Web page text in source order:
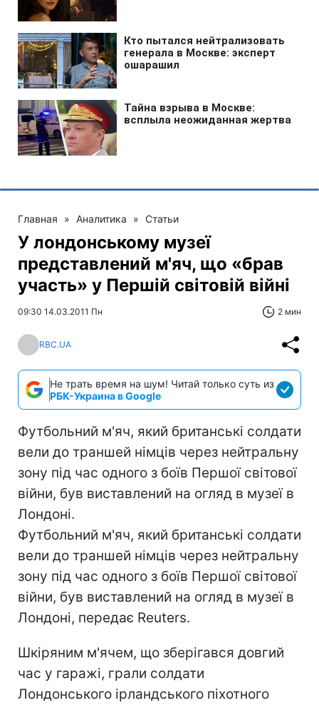
Главная » Аналитика » Статьи
У лондонському музеї
представлений м'яч, що «брав
участь» у Першій світовій війні
09:30 14.03.2011 Пн 2 мин
RBC.UA
Не трать время на шум! Читай только суть из
РБК-Украина в Google
Футбольний м'яч, який британські солдати
вели до траншей німців через нейтральну
зону під час одного з боїв Першої світової
війни, був виставлений на огляд в музеї в
Лондоні.
Футбольний м'яч, який британські солдати
вели до траншей німців через нейтральну
зону під час одного з боїв Першої світової
війни, був виставлений на огляд в музеї в
Лондоні, передає Reuters.
Шкіряним м'ячем, що зберігався довгий
час у гаражі, грали солдати
Лондонського ірландського піхотного